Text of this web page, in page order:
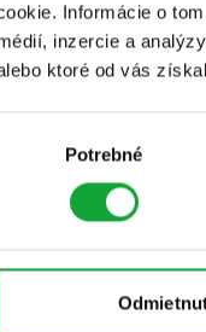
Informácie o
inzercie a
ktoré od vás
Potrebné